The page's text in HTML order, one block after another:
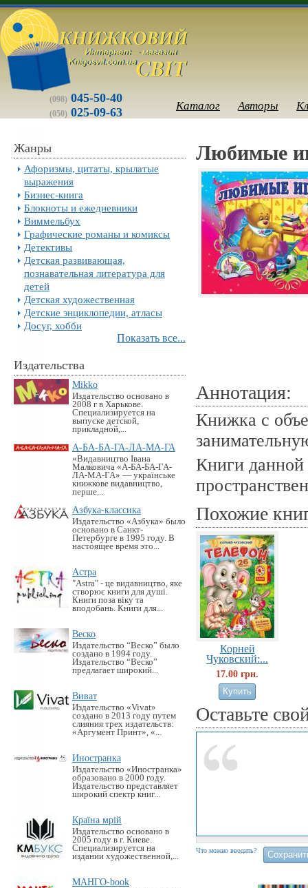
(098) 045-50-40
(050) 025-09-63 Каталог Авторы
Жанры
Афоризмы, цитаты, крылатые
выражения
Бизнес-книга
Блокноты и ежедневники
Виммельбух
Графические романы и комиксы
Детективы
Детская развивающая,
познавательная литература для
детей
Детская художественная
Детские энциклопедии, атласы
Досуг, хобби
Показать все...
Издательства
Mikko
Издательство основано в
2008 г в Харькове.
Специализируется на
выпуске детской,
прикладной,...
А-БА-БА-ГА-ЛА-МА-ГА
«Видавництво Івана
Малковича «А-БА-БА-ГА-
ЛА-МА-ГА» — українське
книжкове видавництво,
перше...
Азбука-классика
Издательство «Азбука» было
основано в Санкт-
Петербурге в 1995 году. В
настоящее время это...
Астра
"Astra" - це видавництво, яке
створює книги для душі.
Книги поза віку та
вподобань. Книги для...
Веско
Издательство “Веско” было
создано в 1994 году.
Издательство “Веско”
предлагает широкий...
Виват
Издательство «Vivat»
создано в 2013 году путем
слияния трех издательств:
«Аргумент Принт», «...
Иностранка
Издательство «Иностранка»
образовано в 2000 году.
Издательство представляет
широкий спектр книг...
Країна мрій
Издательство основано в
2005 году в г. Киеве.
Специализируется на
издании художественной,...
МАНГО-book
Любимые
Аннотация:
Книжка с
Книги данной
Похожие
Корней
Чуковский:...
17.00 грн.
Оставьте
Что можно вводить?